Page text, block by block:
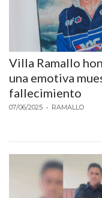
Villa Ramallo
una emotiva
fallecimiento
07/06/2025 • RAMALLO